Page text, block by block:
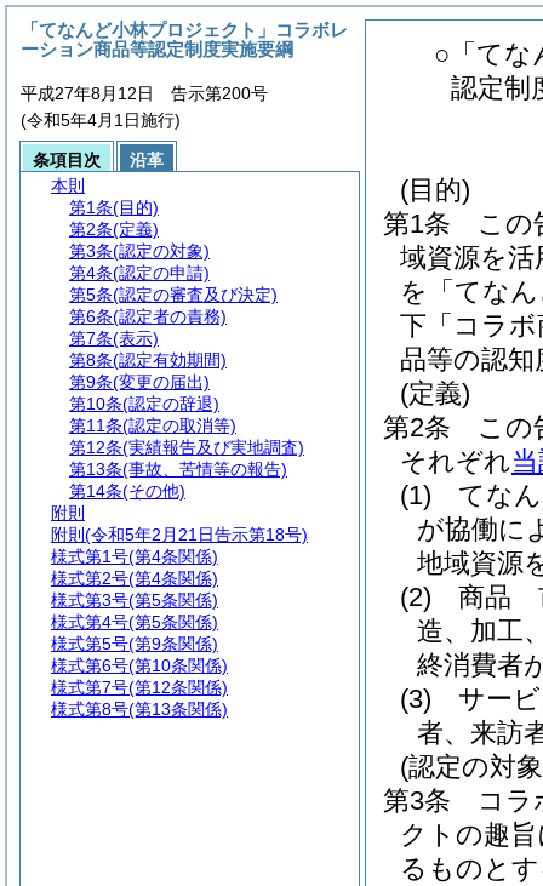
○「てな
認定制
(目的)
第1条
この
域資源を
を「てな
下「コラ
品等の認
(定義)
第2条
この
それぞれ
(1)
てな
が協働に
地域資源
(2)
商品
造、加工
終消費者
(3)
サー
者、来訪
(認定の対
第3条
コラ
クトの趣
るものと
「てなんど小林プロジェクト」コラボレ
ーション商品等認定制度実施要綱
平成27年8月12日 告示第200号
(令和5年4月1日施行)
条項目次
沿革
本則
第1条(目的)
第2条(定義)
第3条(認定の対象)
第4条(認定の申請)
第5条(認定の審査及び決定)
第6条(認定者の責務)
第7条(表示)
第8条(認定有効期間)
第9条(変更の届出)
第10条(認定の辞退)
第11条(認定の取消等)
第12条(実績報告及び実地調査)
第13条(事故、苦情等の報告)
第14条(その他)
附則
附則 (令和5年2月21日告示第18号)
様式第1号(第4条関係)
様式第2号(第4条関係)
様式第3号(第5条関係)
様式第4号(第5条関係)
様式第5号(第9条関係)
様式第6号(第10条関係)
様式第7号(第12条関係)
様式第8号(第13条関係)